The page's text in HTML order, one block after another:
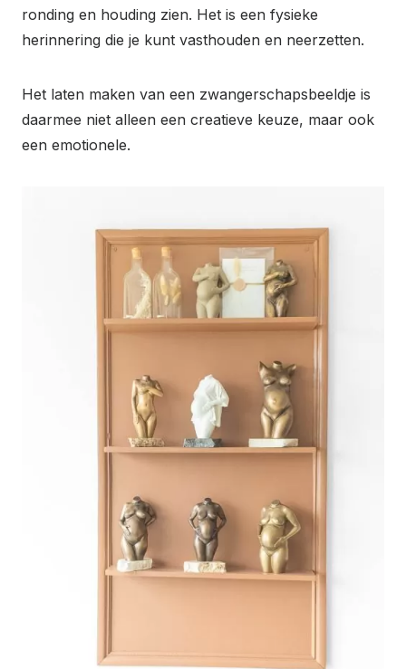
ronding en houding zien. Het is een fysieke
herinnering die je kunt vasthouden en neerzetten.
Het laten maken van een zwangerschapsbeeldje is
daarmee niet alleen een creatieve keuze, maar ook
een emotionele.